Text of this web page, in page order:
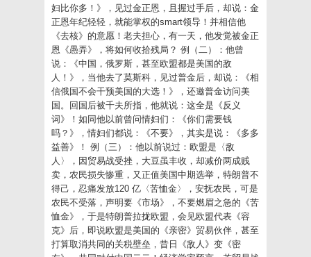
妇比你多！》，见过金正恩，且握过手后，却说：金
正恩年纪轻轻，就能掌权的smart领导！并相信他
《去核》的意愿！老夫担心，有一天，他发觉被金正
恩《愚弄》，将如何收拾残局？ 例（二）：他曾
说：《中国，俄罗斯，甚至欧盟都是美国的敌
人！》，当他去了莫斯科，见过普金后，却说：《相
信俄国不会干预美国的大选！》，还邀普金访问美
国。回国后被千夫所指，他就说：这全是《反义
词》！如同他以前曾问情妇们：《你们需要钱
吗？》，情妇们都说：《不要》，其实是说：《多多
益善》！ 例（三）：他以前说过：欧盟是〈敌
人〉，因贸易战受挫，大豆虽丰收，却减价两成贱
卖，农民损失惨重，又正值美国中期选举，特朗普不
得己，忍痛发放120 亿〈苦恤金〉，安抚农民，可是
农民不受落，声明要《市场》，不要燃眉之急的《苦
恤金》，于是特朗普拉拢欧盟，会见欧盟代表《容
克》后，即说欧盟是美国的《亲密》贸易伙伴，甚至
打算取消共同的关税壁垒，昔日《敌人》变《密